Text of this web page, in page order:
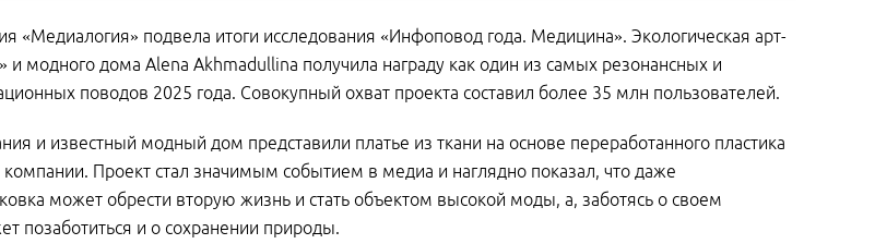
«Медиалогия» подвела итоги исследования «Инфоповод года. Медицина». Экологическая арт-
и модного дома Alena Akhmadullina получила награду как один из самых резонансных и
поводов 2025 года. Совокупный охват проекта составил более 35 млн пользователей.
и известный модный дом представили платье из ткани на основе переработанного пластика
компании. Проект стал значимым событием в медиа и наглядно показал, что даже
может обрести вторую жизнь и стать объектом высокой моды, а, заботясь о своем
позаботиться и о сохранении природы.